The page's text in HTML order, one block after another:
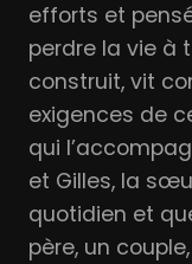
efforts et
perdre la vie à
construit, vit
exigences de
qui
et Gilles, la
quotidien et
père, un